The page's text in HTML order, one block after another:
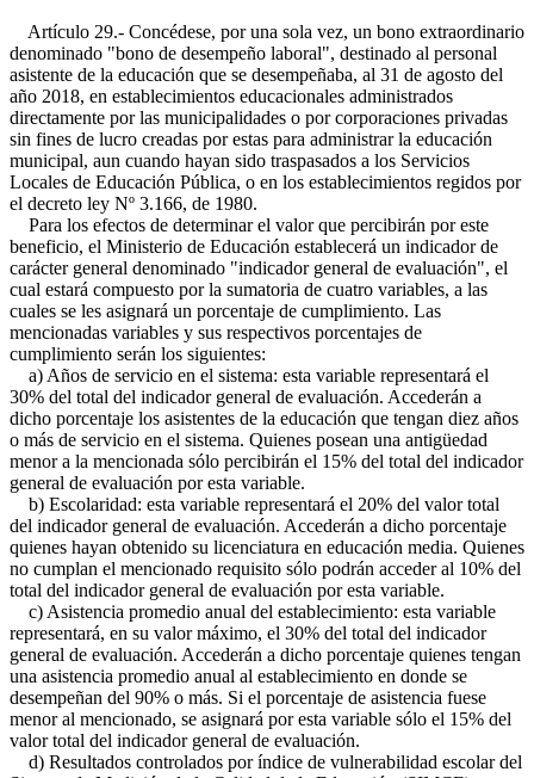
Artículo 29.- Concédese, por una sola vez, un bono extraordinario
denominado "bono de desempeño laboral", destinado al personal
asistente de la educación que se desempeñaba, al 31 de agosto del
año 2018, en establecimientos educacionales administrados
directamente por las municipalidades o por corporaciones privadas
sin fines de lucro creadas por estas para administrar la educación
municipal, aun cuando hayan sido traspasados a los Servicios
Locales de Educación Pública, o en los establecimientos regidos por
el decreto ley Nº 3.166, de 1980.
Para los efectos de determinar el valor que percibirán por este
beneficio, el Ministerio de Educación establecerá un indicador de
carácter general denominado "indicador general de evaluación", el
cual estará compuesto por la sumatoria de cuatro variables, a las
cuales se les asignará un porcentaje de cumplimiento. Las
mencionadas variables y sus respectivos porcentajes de
cumplimiento serán los siguientes:
a) Años de servicio en el sistema: esta variable representará el
30% del total del indicador general de evaluación. Accederán a
dicho porcentaje los asistentes de la educación que tengan diez años
o más de servicio en el sistema. Quienes posean una antigüedad
menor a la mencionada sólo percibirán el 15% del total del indicador
general de evaluación por esta variable.
b) Escolaridad: esta variable representará el 20% del valor total
del indicador general de evaluación. Accederán a dicho porcentaje
quienes hayan obtenido su licenciatura en educación media. Quienes
no cumplan el mencionado requisito sólo podrán acceder al 10% del
total del indicador general de evaluación por esta variable.
c) Asistencia promedio anual del establecimiento: esta variable
representará, en su valor máximo, el 30% del total del indicador
general de evaluación. Accederán a dicho porcentaje quienes tengan
una asistencia promedio anual al establecimiento en donde se
desempeñan del 90% o más. Si el porcentaje de asistencia fuese
menor al mencionado, se asignará por esta variable sólo el 15% del
valor total del indicador general de evaluación.
d) Resultados controlados por índice de vulnerabilidad escolar del